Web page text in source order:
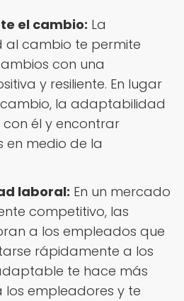
el cambio: La
cambio te permite
con una
y resiliente. En lugar
la adaptabilidad
él y encontrar
medio de la
laboral: En un mercado
competitivo, las
a los empleados que
rápidamente a los
te hace más
empleadores y te